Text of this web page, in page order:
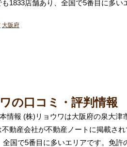
1833店舗あり、全国で5番目に多い
大阪府
の口コミ・評判情報
情報 (株)リョウワは大阪府の泉大津
動産会社が不動産ノートに掲載さ
全国で5番目に多いエリアです。免許